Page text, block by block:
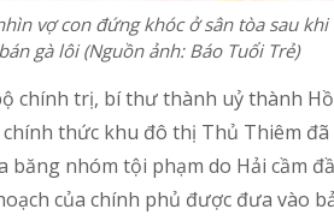
vợ con đứng khóc ở sân tòa sau
gà lôi (Nguồn ảnh: Báo Tuổi Trẻ)
chính trị, bí thư thành uỷ thành
thức khu đô thị Thủ Thiêm
nhóm tội phạm do Hải cầm
của chính phủ được đưa vào